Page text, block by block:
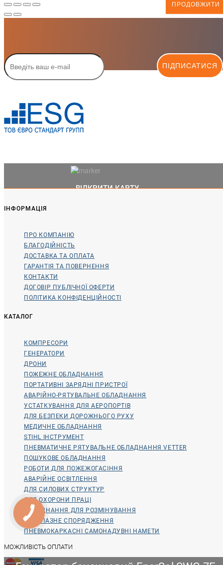
ПРОДОВЖИТИ
ПІДПИСАТИСЯ
ВІДКРИТИ КАРТУ
ІНФОРМАЦІЯ
ПРО КОМПАНІЮ
БЛАГОДІЙНІСТЬ
ДОСТАВКА ТА ОПЛАТА
ГАРАНТІЯ ТА ПОВЕРНЕННЯ
КОНТАКТИ
ДОГОВІР ПУБЛІЧНОЇ ОФЕРТИ
ПОЛІТИКА КОНФІДЕНЦІЙНОСТІ
КАТАЛОГ
КОМПРЕСОРИ
ГЕНЕРАТОРИ
ДРОНИ
ПОЖЕЖНЕ ОБЛАДНАННЯ
ПОРТАТИВНІ ЗАРЯДНІ ПРИСТРОЇ
АВАРІЙНО-РЯТУВАЛЬНЕ ОБЛАДНАННЯ
УСТАТКУВАННЯ ДЛЯ АЕРОПОРТІВ
ДЛЯ БЕЗПЕКИ ДОРОЖНЬОГО РУХУ
МЕДИЧНЕ ОБЛАДНАННЯ
STIHL ІНСТРУМЕНТ
ПНЕВМАТИЧНЕ РЯТУВАЛЬНЕ ОБЛАДНАННЯ VETTER
ПОШУКОВЕ ОБЛАДНАННЯ
РОБОТИ ДЛЯ ПОЖЕЖОГАСІННЯ
АВАРІЙНЕ ОСВІТЛЕННЯ
ДЛЯ СИЛОВИХ СТРУКТУР
ДЛЯ ОХОРОНИ ПРАЦІ
ОБЛАДНАННЯ ДЛЯ РОЗМІНУВАННЯ
ВОДОЛАЗНЕ СПОРЯДЖЕННЯ
ПНЕВМОКАРКАСНІ САМОНАДУВНІ НАМЕТИ
МОЖЛИВІСТЬ ОПЛАТИ